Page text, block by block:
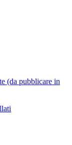
(da pubblicare in